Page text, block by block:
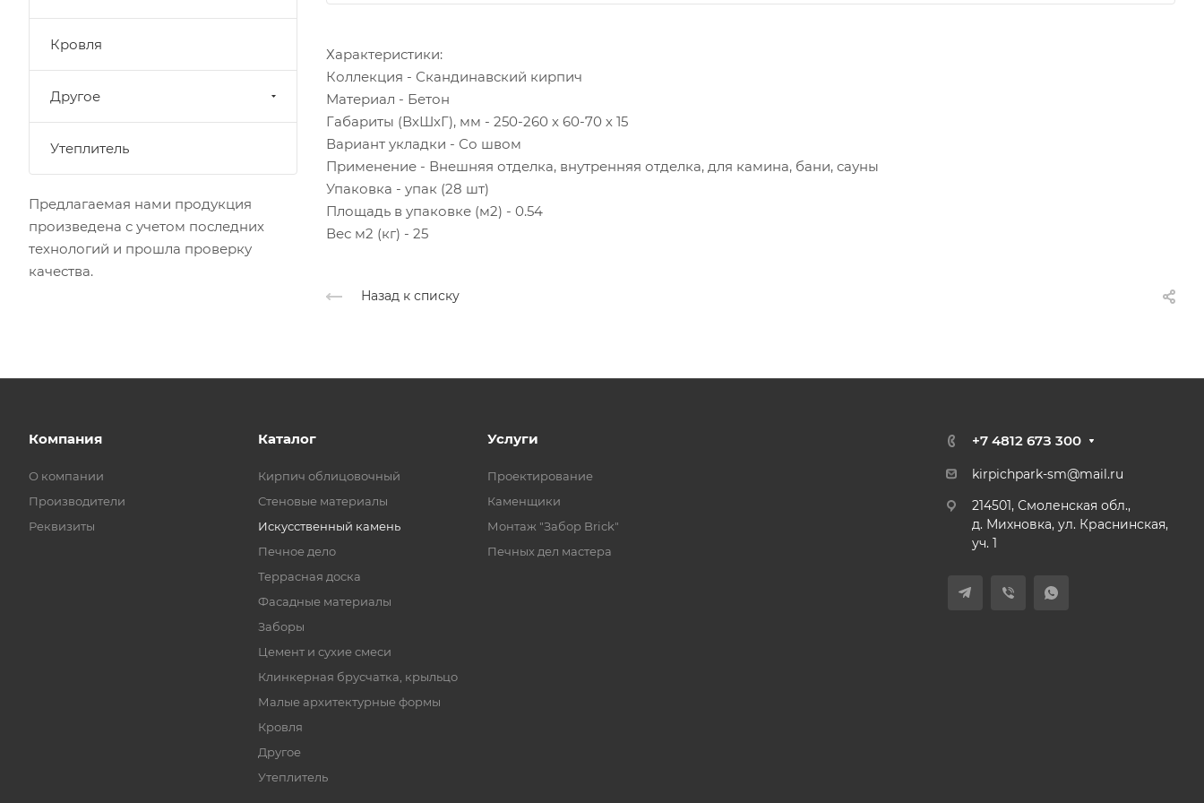
Характеристики:
Коллекция - Скандинавский кирпич
Материал - Бетон
Габариты (ВхШхГ), мм - 250-260 х 60-70 х 15
Вариант укладки - Со швом
Применение - Внешняя отделка, внутренняя отделка, для камина, бани, сауны
Упаковка - упак (28 шт)
Площадь в упаковке (м2) - 0.54
Вес м2 (кг) - 25
Назад к списку
Кровля
Другое
Утеплитель
Предлагаемая нами продукция
произведена с учетом последних
технологий и прошла проверку
качества.
Компания
О компании
Производители
Реквизиты
Каталог
Кирпич облицовочный
Стеновые материалы
Искусственный камень
Печное дело
Террасная доска
Фасадные материалы
Заборы
Цемент и сухие смеси
Клинкерная брусчатка, крыльцо
Малые архитектурные формы
Кровля
Другое
Утеплитель
Услуги
Проектирование
Каменщики
Монтаж "Забор Brick"
Печных дел мастера
+7 4812 67З 300
kirpichpark-sm@mail.ru
214501, Смоленская обл.,
д. Михновка, ул. Краснинская,
уч. 1